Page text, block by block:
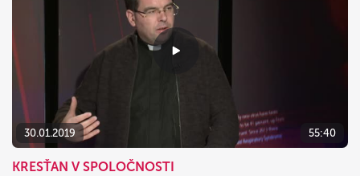
30.01.2019 55:40
KRESŤAN V SPOLOČNOSTI